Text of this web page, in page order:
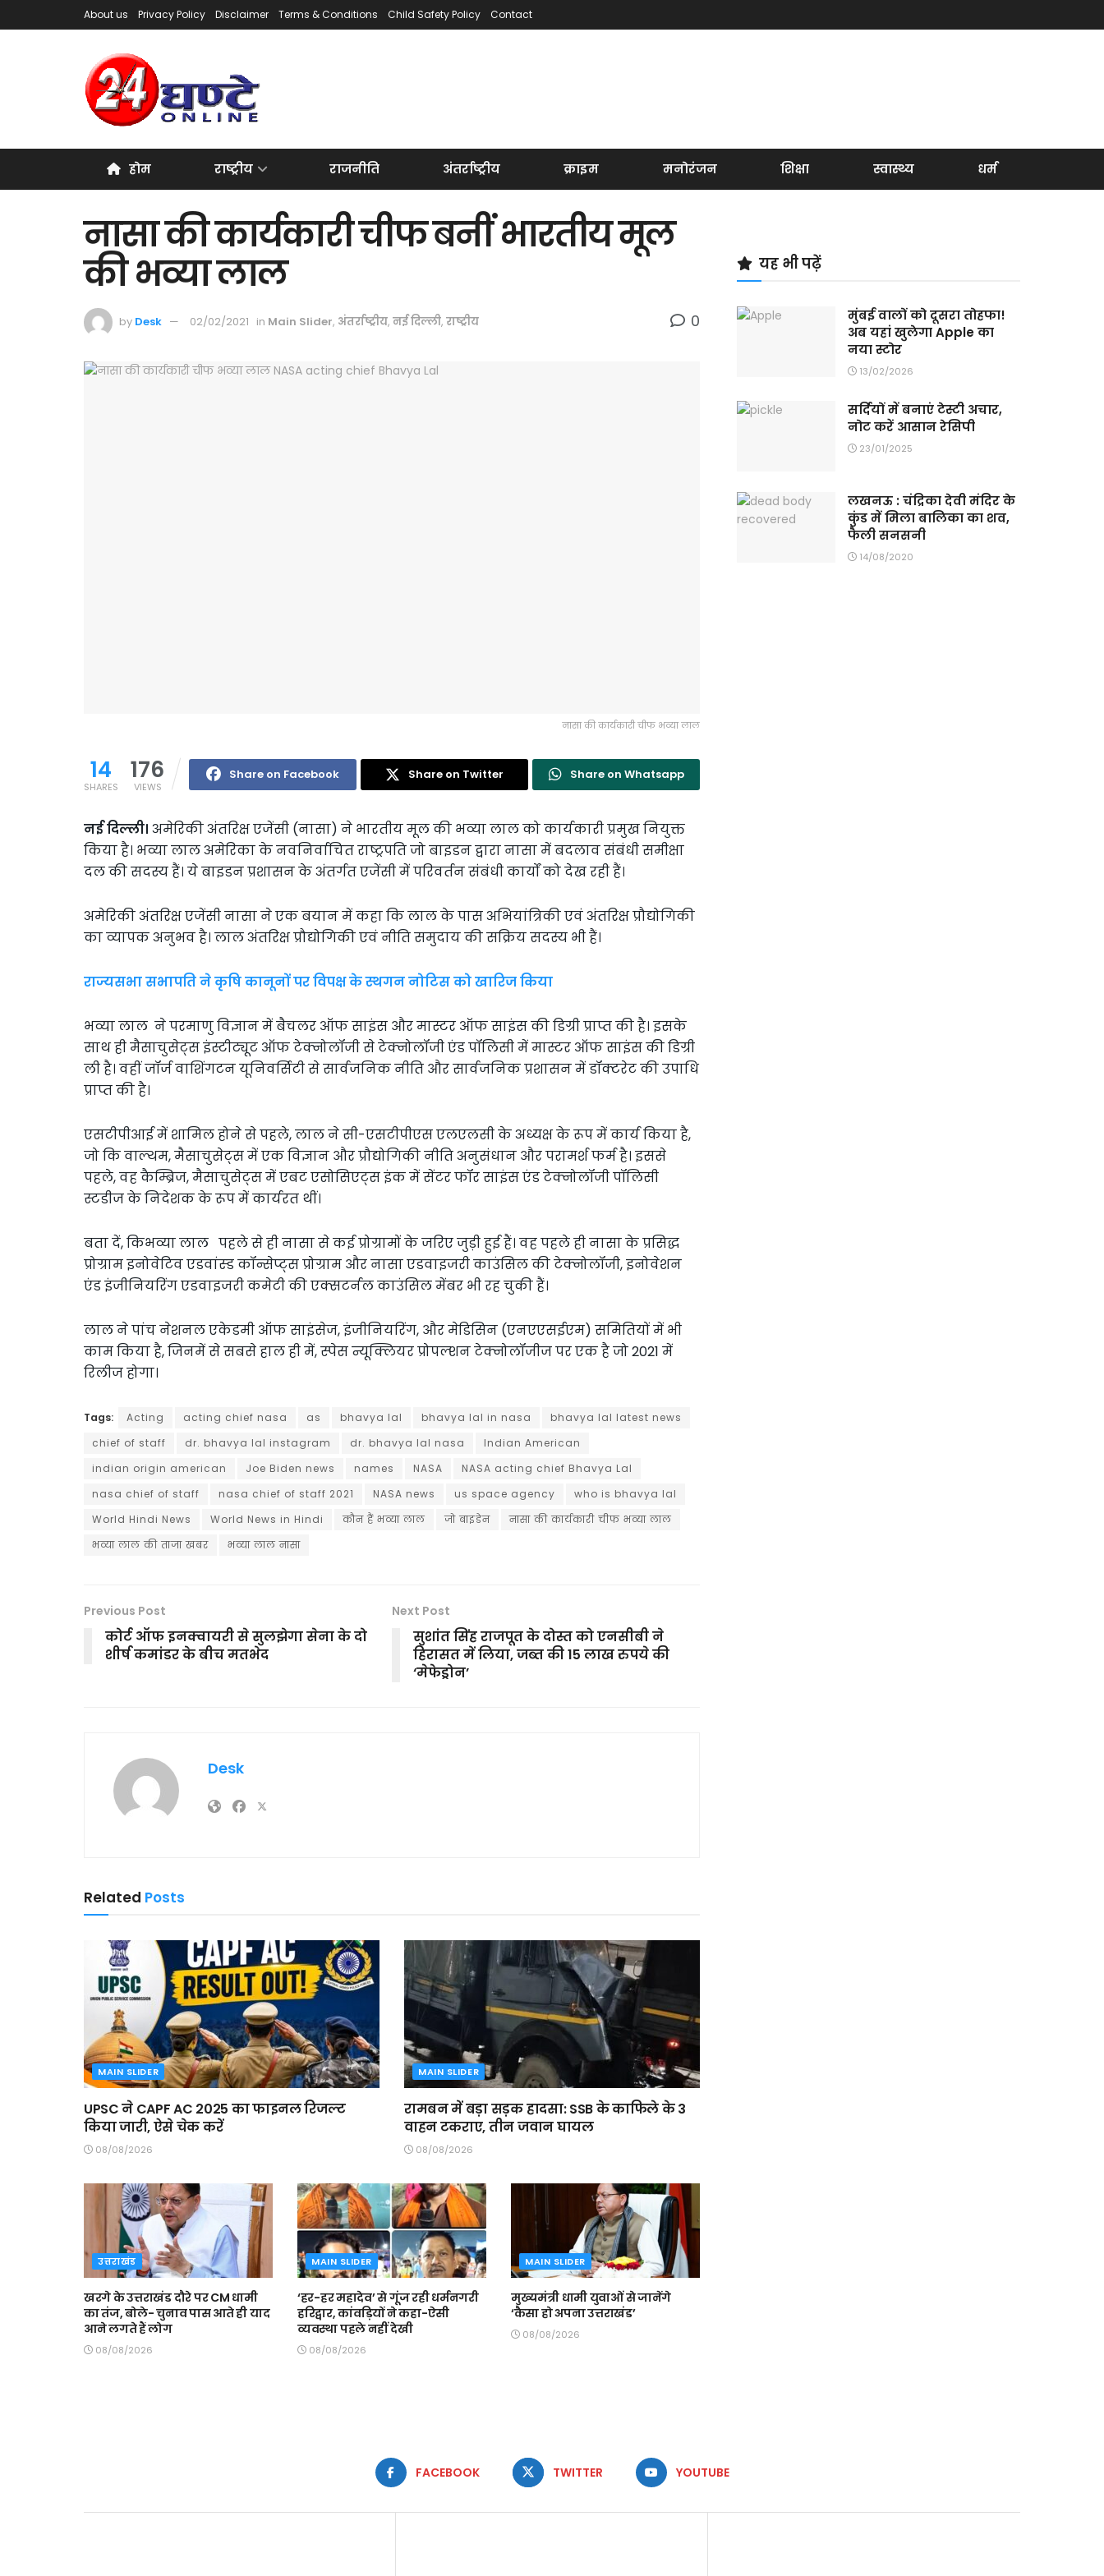
About us Privacy Policy Disclaimer Terms & Conditions Child Safety Policy Contact
होम राष्ट्रीय राजनीति अंतर्राष्ट्रीय क्राइम मनोरंजन शिक्षा स्वास्थ्य धर्म
नासा की कार्यकारी चीफ बनीं भारतीय मूल
की भव्या लाल
by Desk 02/02/2021 in Main Slider, अंतर्राष्ट्रीय, नई दिल्ली, राष्ट्रीय 0
नासा की कार्यकारी चीफ भव्या लाल
14
SHARES
176
VIEWS
Share on Facebook Share on Twitter Share on Whatsapp
नई दिल्ली। अमेरिकी अंतरिक्ष एजेंसी (नासा) ने भारतीय मूल की भव्या लाल को कार्यकारी प्रमुख नियुक्त
किया है। भव्या लाल अमेरिका के नवनिर्वाचित राष्ट्रपति जो बाइडन द्वारा नासा में बदलाव संबंधी समीक्षा
दल की सदस्य हैं। ये बाइडन प्रशासन के अंतर्गत एजेंसी में परिवर्तन संबंधी कार्यों को देख रही हैं।
अमेरिकी अंतरिक्ष एजेंसी नासा ने एक बयान में कहा कि लाल के पास अभियांत्रिकी एवं अंतरिक्ष प्रौद्योगिकी
का व्यापक अनुभव है। लाल अंतरिक्ष प्रौद्योगिकी एवं नीति समुदाय की सक्रिय सदस्य भी हैं।
राज्यसभा सभापति ने कृषि कानूनों पर विपक्ष के स्थगन नोटिस को खारिज किया
भव्या लाल ने परमाणु विज्ञान में बैचलर ऑफ साइंस और मास्टर ऑफ साइंस की डिग्री प्राप्त की है। इसके
साथ ही मैसाचुसेट्स इंस्टीट्यूट ऑफ टेक्नोलॉजी से टेक्नोलॉजी एंड पॉलिसी में मास्टर ऑफ साइंस की डिग्री
ली है। वहीं जॉर्ज वाशिंगटन यूनिवर्सिटी से सार्वजनिक नीति और सार्वजनिक प्रशासन में डॉक्टरेट की उपाधि
प्राप्त की है।
एसटीपीआई में शामिल होने से पहले, लाल ने सी-एसटीपीएस एलएलसी के अध्यक्ष के रूप में कार्य किया है,
जो कि वाल्थम, मैसाचुसेट्स में एक विज्ञान और प्रौद्योगिकी नीति अनुसंधान और परामर्श फर्म है। इससे
पहले, वह कैम्ब्रिज, मैसाचुसेट्स में एबट एसोसिएट्स इंक में सेंटर फॉर साइंस एंड टेक्नोलॉजी पॉलिसी
स्टडीज के निदेशक के रूप में कार्यरत थीं।
बता दें, किभव्या लाल पहले से ही नासा से कई प्रोग्रामों के जरिए जुड़ी हुई हैं। वह पहले ही नासा के प्रसिद्ध
प्रोग्राम इनोवेटिव एडवांस्ड कॉन्सेप्ट्स प्रोग्राम और नासा एडवाइजरी काउंसिल की टेक्नोलॉजी, इनोवेशन
एंड इंजीनियरिंग एडवाइजरी कमेटी की एक्सटर्नल काउंसिल मेंबर भी रह चुकी हैं।
लाल ने पांच नेशनल एकेडमी ऑफ साइंसेज, इंजीनियरिंग, और मेडिसिन (एनएएसईएम) समितियों में भी
काम किया है, जिनमें से सबसे हाल ही में, स्पेस न्यूक्लियर प्रोपल्शन टेक्नोलॉजीज पर एक है जो 2021 में
रिलीज होगा।
Tags: Acting acting chief nasa as bhavya lal bhavya lal in nasa
bhavya lal latest news
chief of staff
dr. bhavya lal instagram dr. bhavya lal nasa
Indian American
indian origin american
Joe Biden news names NASA
NASA acting chief Bhavya Lal
nasa chief of staff
nasa chief of staff 2021 NASA news us space agency
who is bhavya lal
World Hindi News
World News in Hindi कौन हैं भव्या लाल जो बाइडेन
नासा की कार्यकारी चीफ भव्या लाल
भव्या लाल की ताजा खबर
भव्या लाल नासा
Previous Post
कोर्ट ऑफ इनक्वायरी से सुलझेगा सेना के दो
शीर्ष कमांडर के बीच मतभेद
Next Post
सुशांत सिंह राजपूत के दोस्त को एनसीबी ने
हिरासत में लिया, जब्त की 15 लाख रुपये की
‘मेफेड्रोन’
Desk
Related Posts
MAIN SLIDER
UPSC ने CAPF AC 2025 का फाइनल रिजल्ट
किया जारी, ऐसे चेक करें
08/08/2026
MAIN SLIDER
रामबन में बड़ा सड़क हादसा: SSB के काफिले के 3
वाहन टकराए, तीन जवान घायल
08/08/2026
उत्तराखंड
खरगे के उत्तराखंड दौरे पर CM धामी
का तंज, बोले- चुनाव पास आते ही याद
आने लगते हैं लोग
08/08/2026
MAIN SLIDER
‘हर-हर महादेव’ से गूंज रही धर्मनगरी
हरिद्वार, कांवड़ियों ने कहा-ऐसी
व्यवस्था पहले नहीं देखी
08/08/2026
MAIN SLIDER
मुख्यमंत्री धामी युवाओं से जानेंगे
‘कैसा हो अपना उत्तराखंड’
08/08/2026
यह भी पढ़ें
मुंबई वालों को दूसरा तोहफा!
अब यहां खुलेगा Apple का
नया स्टोर
13/02/2026
सर्दियों में बनाएं टेस्टी अचार,
नोट करें आसान रेसिपी
23/01/2025
लखनऊ : चंद्रिका देवी मंदिर के
कुंड में मिला बालिका का शव,
फैली सनसनी
14/08/2020
FACEBOOK TWITTER YOUTUBE